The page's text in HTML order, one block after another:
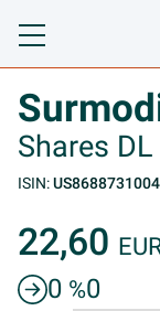
Toggle
Shares DL
ISIN:US8688731004
22,60
0 %0